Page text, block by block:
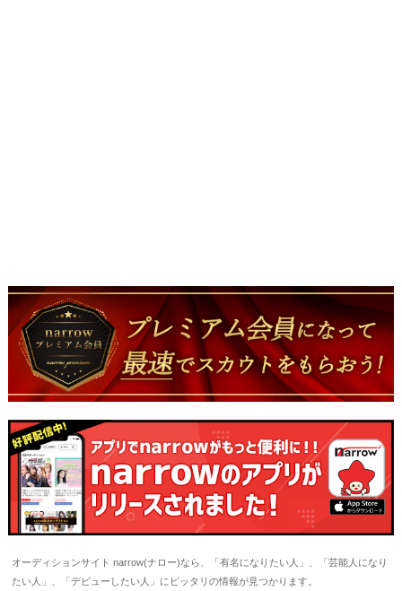
オーディションサイト narrow(ナロー)なら、「有名になりたい人」、「芸能人になり
たい人」、「デビューしたい人」にピッタリの情報が見つかります。